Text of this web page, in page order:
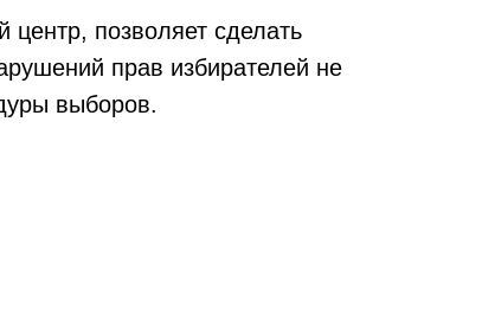
позволяет сделать
прав избирателей не
выборов.